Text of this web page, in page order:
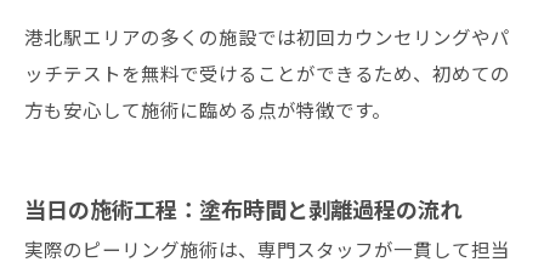
港北駅エリアの多くの施設では初回カウンセリングやパ
ッチテストを無料で受けることができるため、初めての
方も安心して施術に臨める点が特徴です。
当日の施術工程：塗布時間と剥離過程の流れ
実際のピーリング施術は、専門スタッフが一貫して担当